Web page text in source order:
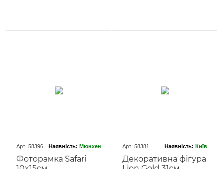
Арт: 58396 Наявність: Мюнхен
Фоторамка Safari
Арт: 58381 Наявність: Київ
Декоративна фігура